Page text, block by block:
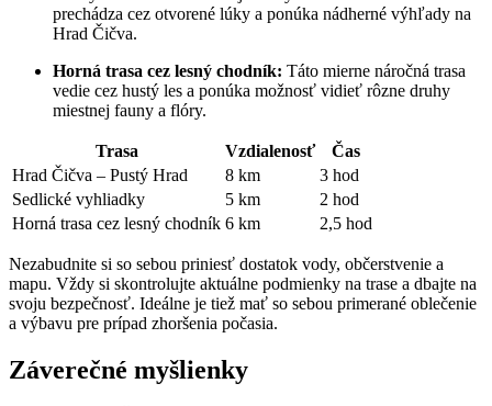
prechádza cez otvorené lúky a ponúka nádherné výhľady na
Hrad Čičva.
Horná trasa cez lesný chodník: Táto mierne náročná trasa
vedie cez hustý les a ponúka možnosť vidieť rôzne druhy
miestnej fauny a flóry.
Trasa Vzdialenosť
Čas
Hrad Čičva – Pustý Hrad
8 km
3 hod
Sedlické vyhliadky
5 km
2 hod
Horná trasa cez lesný chodník 6 km 2,5 hod
Nezabudnite si so sebou priniesť dostatok vody, občerstvenie a
mapu. Vždy si skontrolujte aktuálne podmienky na trase a dbajte na
svoju bezpečnosť. Ideálne je tiež mať so sebou primerané oblečenie
a výbavu pre prípad zhoršenia počasia.
Záverečné myšlienky